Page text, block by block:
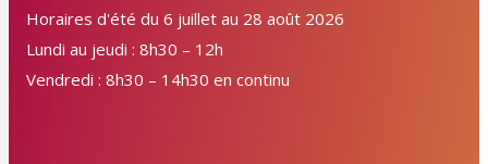
Horaires d'été du 6 juillet au 28 août 2026
Lundi au jeudi : 8h30 – 12h
Vendredi : 8h30 – 14h30 en continu